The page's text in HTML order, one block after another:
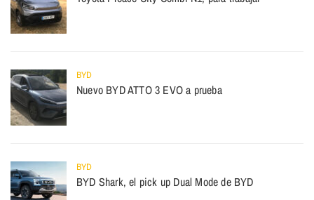
BYD
Nuevo BYD ATTO 3 EVO a prueba
BYD
BYD Shark, el pick up Dual Mode de BYD